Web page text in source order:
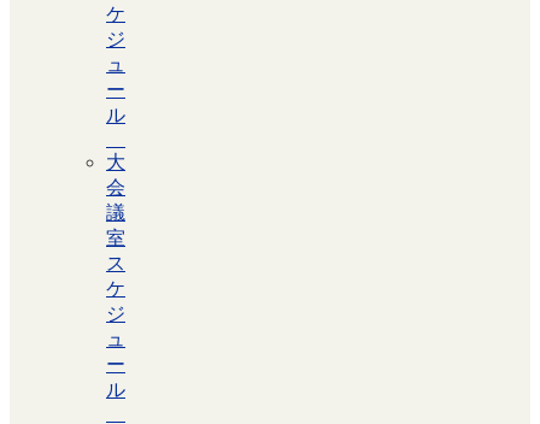
ケ
ジ
ュ
ー
ル
大
会
議
室
ス
ケ
ジ
ュ
ー
ル